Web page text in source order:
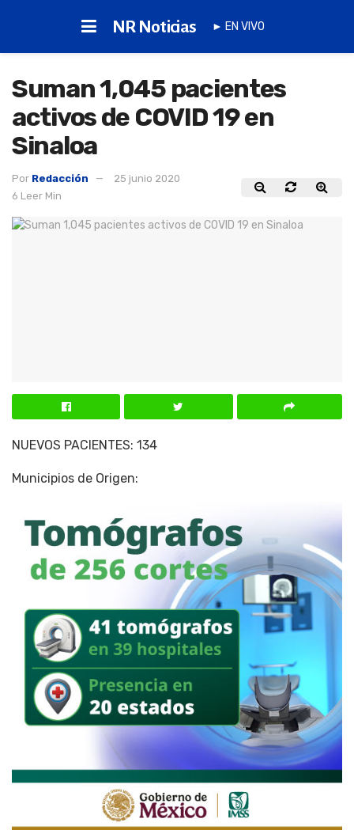
NR Noticias ► EN VIVO
Suman 1,045 pacientes
activos de COVID 19 en
Sinaloa
Por Redacción
25 junio 2020
6 Leer Min
NUEVOS PACIENTES: 134
Municipios de Origen: